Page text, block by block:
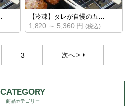
【冷凍】タレが自慢の五…
1,820 ～ 5,360 円(税込)
3 次へ >
CATEGORY
商品カテゴリー